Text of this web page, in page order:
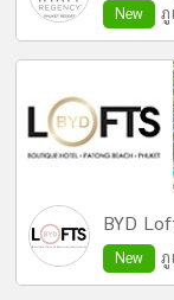
New ภู
BYD
New ภู